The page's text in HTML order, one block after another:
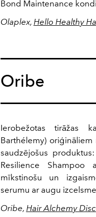
Bond Maintenance
Olaplex, Hello Healthy
Oribe
Ierobežotas tirāžas
Barthélemy)
saudzējošus
Resilience
mīkstinošu un
serumu ar augu
Oribe, Hair Alchemy